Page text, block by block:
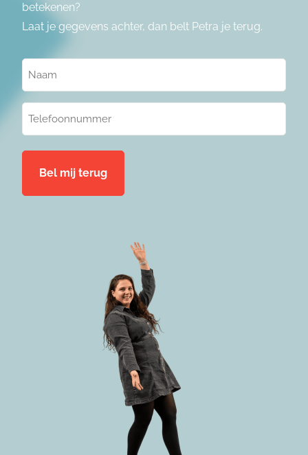
betekenen?
Laat je gegevens achter, dan belt Petra je terug.